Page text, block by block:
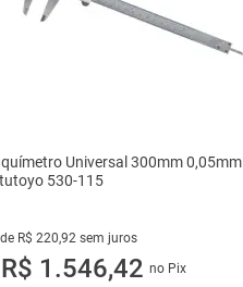
Universal 300mm 0,05mm
530-115
R$ 220,92 sem juros
de R$ 220,92 sem juros
R$ 1.546,42 no Pix